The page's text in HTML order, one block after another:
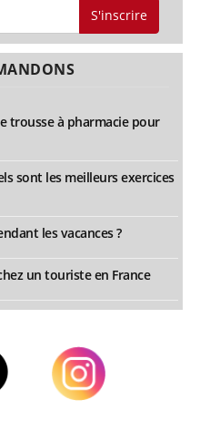
S'inscrire
trousse à pharmacie pour
sont les meilleurs exercices
les vacances ?
un touriste en France